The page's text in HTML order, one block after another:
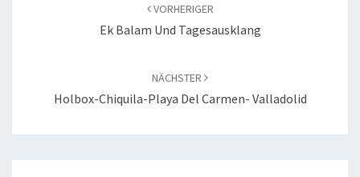
VORHERIGER
Ek Balam Und Tagesausklang
NÄCHSTER
Holbox-Chiquila-Playa Del Carmen- Valladolid